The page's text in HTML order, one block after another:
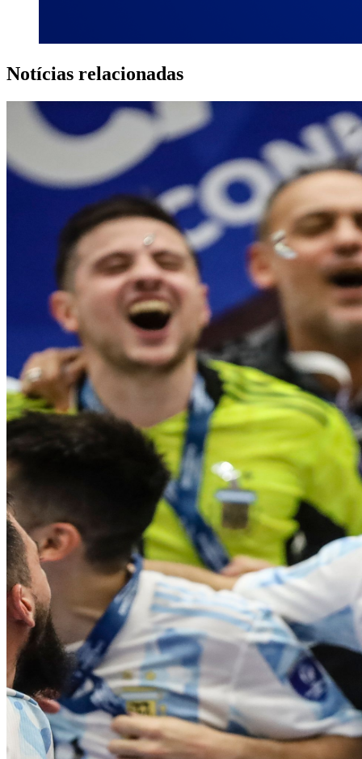
Notícias relacionadas